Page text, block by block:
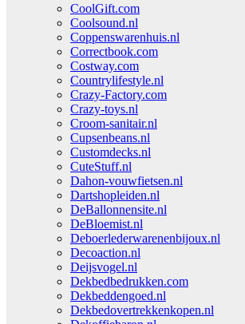
CoolGift.com
Coolsound.nl
Coppenswarenhuis.nl
Correctbook.com
Costway.com
Countrylifestyle.nl
Crazy-Factory.com
Crazy-toys.nl
Croom-sanitair.nl
Cupsenbeans.nl
Customdecks.nl
CuteStuff.nl
Dahon-vouwfietsen.nl
Dartshopleiden.nl
DeBallonnensite.nl
DeBloemist.nl
Deboerlederwarenenbijoux.nl
Decoaction.nl
Deijsvogel.nl
Dekbedbedrukken.com
Dekbeddengoed.nl
Dekbedovertrekkenkopen.nl